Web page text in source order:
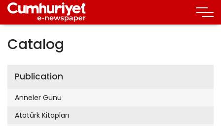
Catalog
Publication
Anneler Günü
Atatürk Kitapları